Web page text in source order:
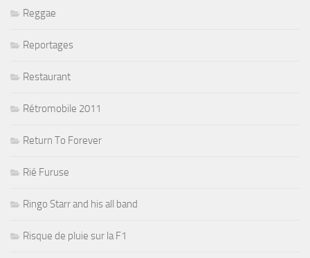
Reggae
Reportages
Restaurant
Rétromobile 2011
Return To Forever
Rié Furuse
Ringo Starr and his all band
Risque de pluie sur la F1